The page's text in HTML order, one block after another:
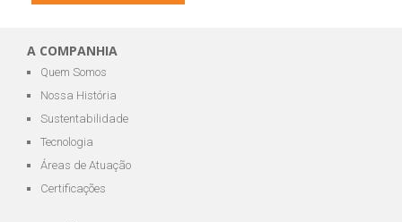
A COMPANHIA
Quem Somos
Nossa História
Sustentabilidade
Tecnologia
Áreas de Atuação
Certificações